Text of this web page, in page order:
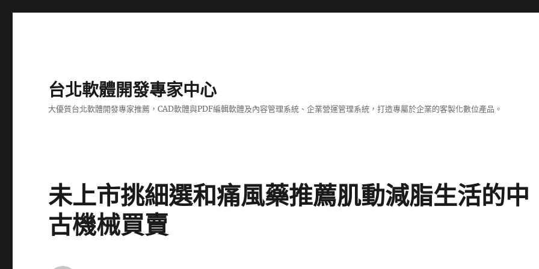
台北軟體開發專家中心
大優質台北軟體開發專家推薦，CAD軟體與PDF編輯軟體及內容管理系統、企業營運管理系統，打造專屬於企業的客製化數位產品。
未上市挑細選和痛風藥推薦肌動減脂生活的中
古機械買賣